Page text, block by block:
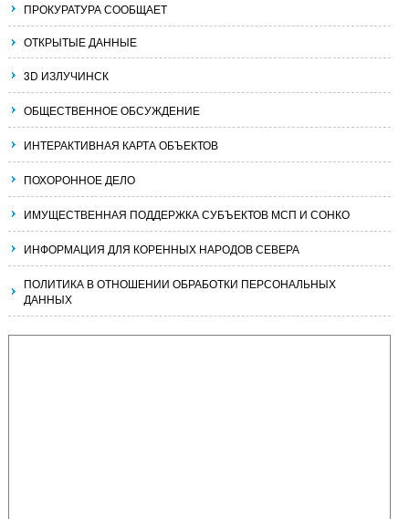
ПРОКУРАТУРА СООБЩАЕТ
ОТКРЫТЫЕ ДАННЫЕ
3D ИЗЛУЧИНСК
ОБЩЕСТВЕННОЕ ОБСУЖДЕНИЕ
ИНТЕРАКТИВНАЯ КАРТА ОБЪЕКТОВ
ПОХОРОННОЕ ДЕЛО
ИМУЩЕСТВЕННАЯ ПОДДЕРЖКА СУБЪЕКТОВ МСП И СОНКО
ИНФОРМАЦИЯ ДЛЯ КОРЕННЫХ НАРОДОВ СЕВЕРА
ПОЛИТИКА В ОТНОШЕНИИ ОБРАБОТКИ ПЕРСОНАЛЬНЫХ
ДАННЫХ